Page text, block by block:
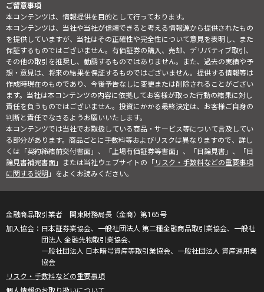
ご留意事項
本コンテンツは、情報提供を目的として行っております。
本コンテンツは、当社や当社が信頼できると考える情報源から提供されたもの
を提供していますが、当社はその正確性や完全性について意見を表明し、また
保証するものではございません。有価証券の購入、売却、デリバティブ取引、
その他の取引を推奨し、勧誘するものではありません。また、過去の実績や予
想・意見は、将来の結果を保証するものではございません。提供する情報等は
作成時現在のものであり、今後予告なしに変更または削除されることがござい
ます。当社は本コンテンツの内容に依拠してお客様が取った行動の結果に対し
責任を負うものではございません。投資にかかる最終決定は、お客様ご自身の
判断と責任でなさるようお願いいたします。
本コンテンツでは当社でお取扱している商品・サービス等について言及してい
る部分があります。商品ごとに手数料等およびリスクは異なりますので、詳し
くは「契約締結前交付書面」、「上場有価証券等書面」、「目論見書」、「目
論見書補完書面」または当社ウェブサイトの「リスク・手数料などの重要事項
に関する説明」をよくお読みください。
金融商品取引業者 関東財務局長（金商）第165号
日本証券業協会、一般社団法人 第二種金融商品取引業協会、一般社
団法人 金融先物取引業協会、
一般社団法人 日本暗号資産等取引業協会、一般社団法人 資産運用業
協会
リスク・手数料などの重要事項